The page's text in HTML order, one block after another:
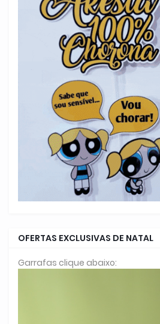
OFERTAS EXCLUSIVAS DE NATAL
Garrafas clique abaixo: